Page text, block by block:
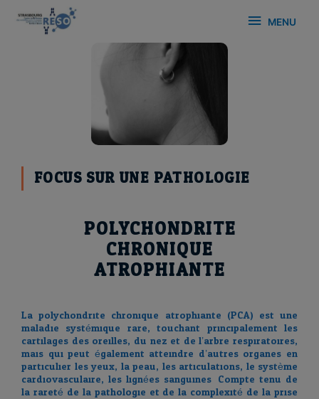
MENU
FOCUS SUR UNE PATHOLOGIE
POLYCHONDRITE
CHRONIQUE
ATROPHIANTE
La polychondrite chronique atrophiante (PCA) est une
maladie systémique rare, touchant principalement les
cartilages des oreilles, du nez et de l’arbre respiratoires,
mais qui peut également atteindre d’autres organes en
particulier les yeux, la peau, les articulations, le système
cardiovasculaire, les lignées sanguines. Compte tenu de
la rareté de la pathologie et de la complexité de la prise